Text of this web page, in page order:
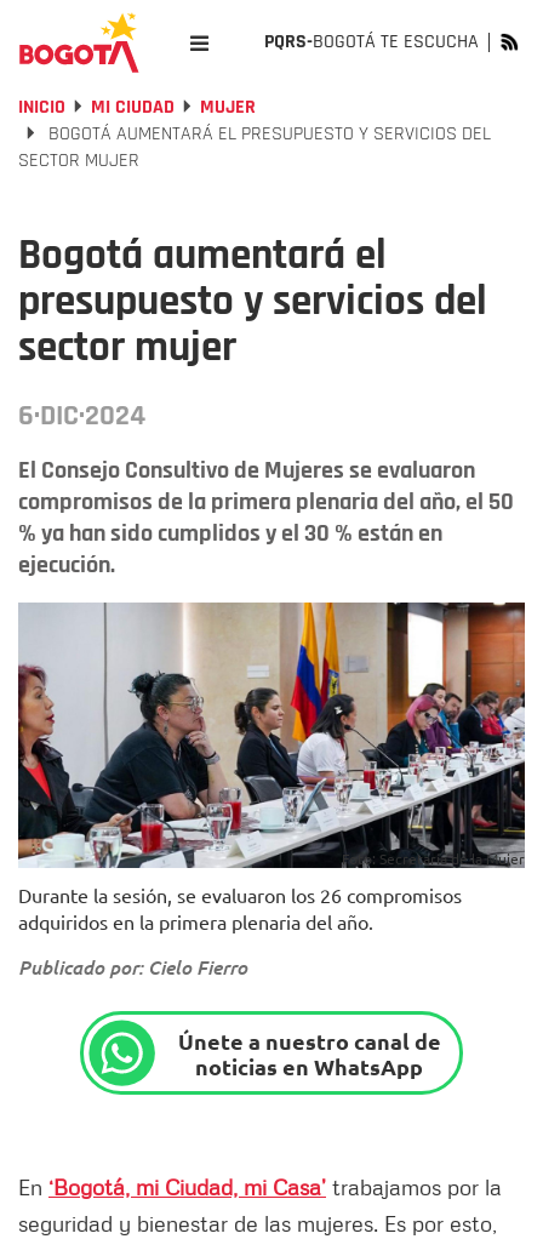
PQRS-BOGOTÁ TE ESCUCHA
INICIO MI CIUDAD
MUJER
BOGOTÁ AUMENTARÁ EL PRESUPUESTO Y SERVICIOS DEL
SECTOR MUJER
Bogotá aumentará el
presupuesto y servicios del
sector mujer
6·DIC·2024
El Consejo Consultivo de Mujeres se evaluaron
compromisos de la primera plenaria del año, el 50
% ya han sido cumplidos y el 30 % están en
ejecución.
Foto: Secretaría de la Mujer
Durante la sesión, se evaluaron los 26 compromisos
adquiridos en la primera plenaria del año.
Publicado por: Cielo Fierro
Únete a nuestro canal de
noticias en WhatsApp
En ‘Bogotá, mi Ciudad, mi Casa’ trabajamos por la
seguridad y bienestar de las mujeres. Es por esto,